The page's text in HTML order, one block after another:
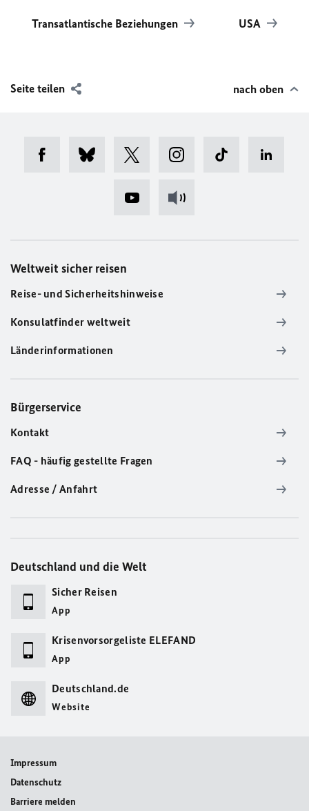
Transatlantische Beziehungen USA
Seite teilen nach oben
Weltweit sicher reisen
Reise- und Sicherheitshinweise
Konsulatfinder weltweit
Länderinformationen
Bürgerservice
Kontakt
FAQ - häufig gestellte Fragen
Adresse / Anfahrt
Deutschland und die Welt
Sicher Reisen
App
Krisenvorsorgeliste ELEFAND
App
Deutschland.de
Website
Impressum
Datenschutz
Barriere melden